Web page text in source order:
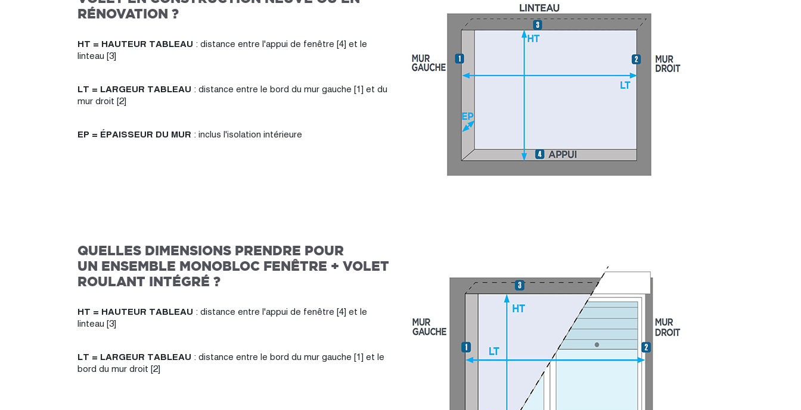
RÉNOVATION ?
HT = HAUTEUR TABLEAU : distance entre l'appui de fenêtre [4] et le
linteau [3]
LT = LARGEUR TABLEAU : distance entre le bord du mur gauche [1] et du
mur droit [2]
EP = ÉPAISSEUR DU MUR : inclus l'isolation intérieure
QUELLES DIMENSIONS PRENDRE POUR
UN ENSEMBLE MONOBLOC FENÊTRE + VOLET
ROULANT INTÉGRÉ ?
HT = HAUTEUR TABLEAU : distance entre l'appui de fenêtre [4] et le
linteau [3]
LT = LARGEUR TABLEAU : distance entre le bord du mur gauche [1] et le
bord du mur droit [2]